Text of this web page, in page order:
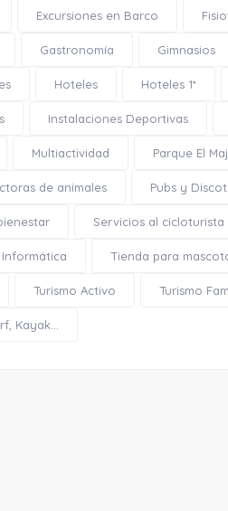
Excursiones en Barco
Gastronomía Gimnasios
Hoteles Hoteles 1*
Instalaciones Deportivas
Multiactividad Parque El
de animales Pubs y
Servicios al cicloturista
Tienda para
Turismo Activo Turismo
Kayak...